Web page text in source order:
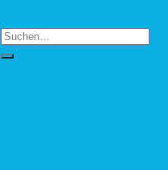
Suchen
nach: